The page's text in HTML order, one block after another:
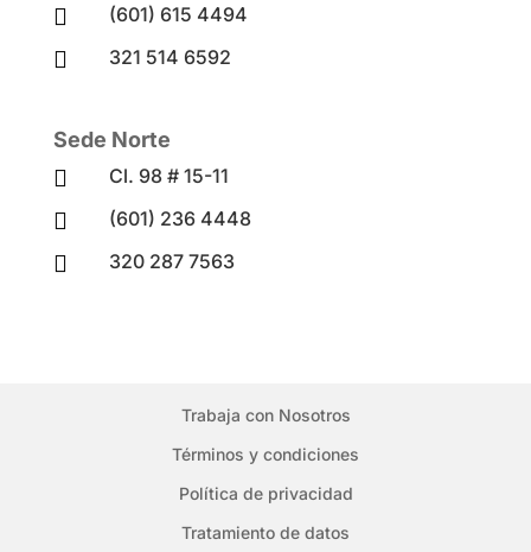
 (601) 615 4494
 321 514 6592
Sede Norte
 Cl. 98 # 15-11
 (601) 236 4448
 320 287 7563
Trabaja con Nosotros
Términos y condiciones
Política de privacidad
Tratamiento de datos